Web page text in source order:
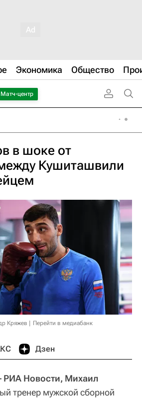
Экономика Общество
Матч-центр
в шоке от
Кушиташвили
Кряжев Перейти в медиабанк
Дзен
Новости, Михаил
тренер мужской сборной